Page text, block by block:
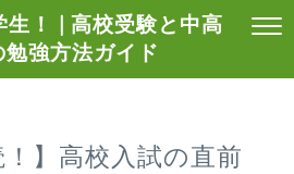
生！ | 高校受験と中高
勉強方法ガイド
！】高校入試の直前